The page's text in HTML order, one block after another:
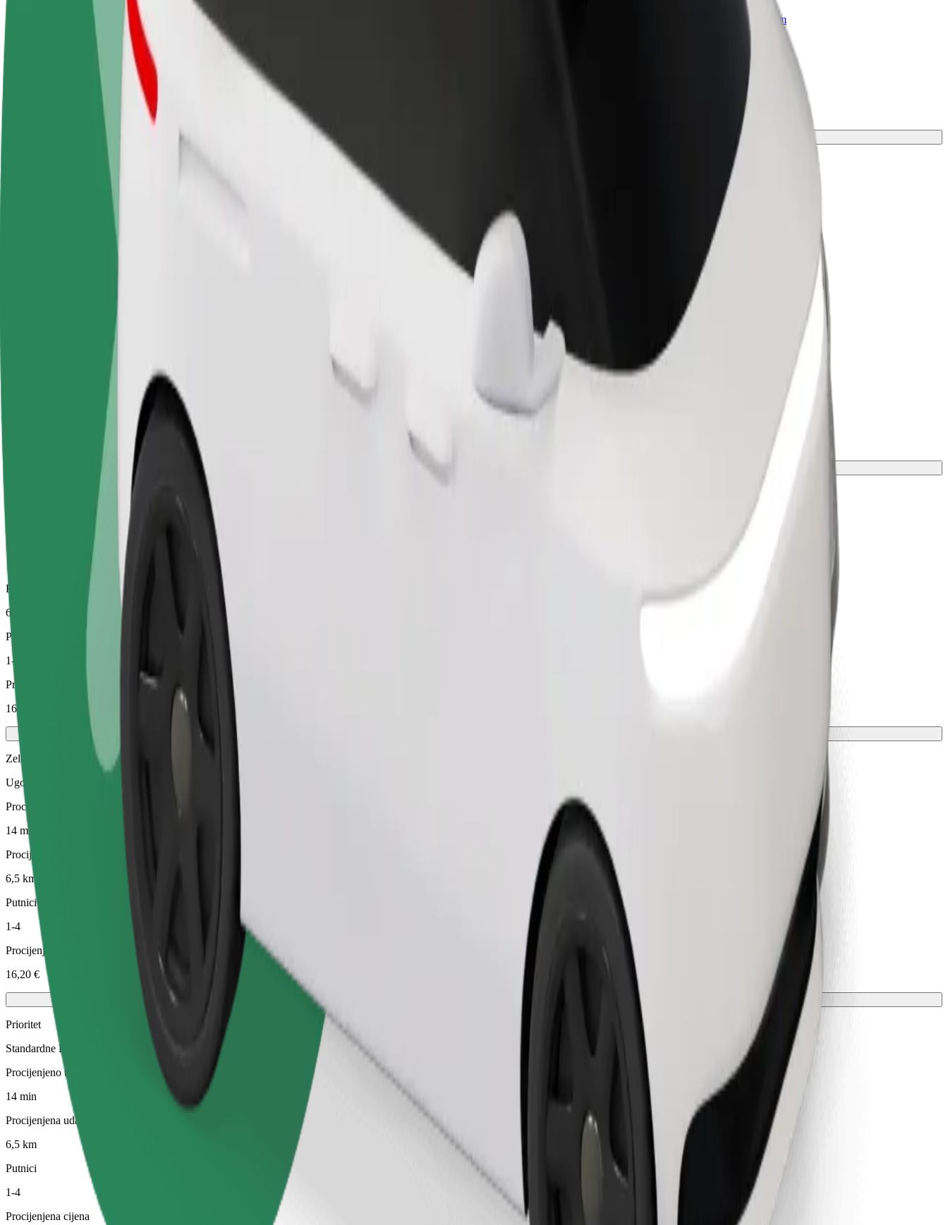
Postani vozač
Zarađuj po vlastitim
Postani dostavljač
Dostavljaj hranu i primaj tjedne
isplate
Bolt proizvodi i usluge prilagođeni tvojem
Kako doći od Bordeaux Saint-Jean do Theatro
Tražiš najbolji način da stigneš od Bordeaux Saint-Jean do Theatro? Istraži naše usluge i pronađi savršenu za svoje putovanje.
Bordeaux Saint-Jean
Udobnost i praktičnost su nadohvat ruke!
Pouzdane vožnje u svakodnevnim automobilima srednje veličine.
Procijenjeno trajanje putovanja
14 min
Procijenjena udaljenost
6,5 km
Putnici
1-4
Procijenjena cijena
16,20 €
Zelena
Ugodne vožnje u hibridnim i električnim vozilima
Procijenjeno trajanje putovanja
14 min
Procijenjena udaljenost
6,5 km
Putnici
1-4
Procijenjena cijena
16,20 €
Prioritet
Standardne Bolt vožnje s bržim preuzimanjem
Procijenjeno trajanje putovanja
14 min
Procijenjena udaljenost
6,5 km
Putnici
1-4
Procijenjena cijena